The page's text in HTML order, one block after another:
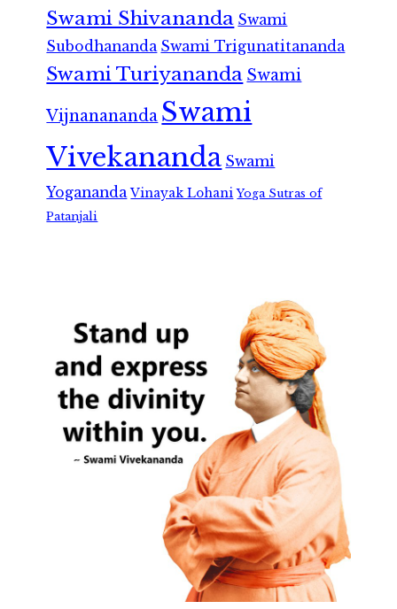
Swami Shivananda Swami
Subodhananda Swami Trigunatitananda
Swami Turiyananda Swami
Vijnanananda Swami
Vivekananda Swami
Yogananda Vinayak Lohani Yoga Sutras of
Patanjali